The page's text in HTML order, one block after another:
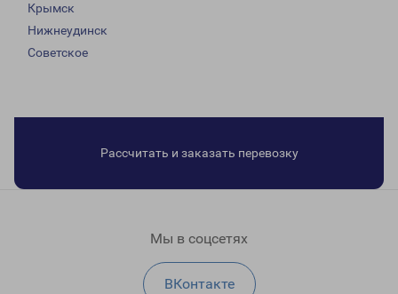
Крымск
Нижнеудинск
Советское
Рассчитать и заказать перевозку
Мы в соцсетях
ВКонтакте